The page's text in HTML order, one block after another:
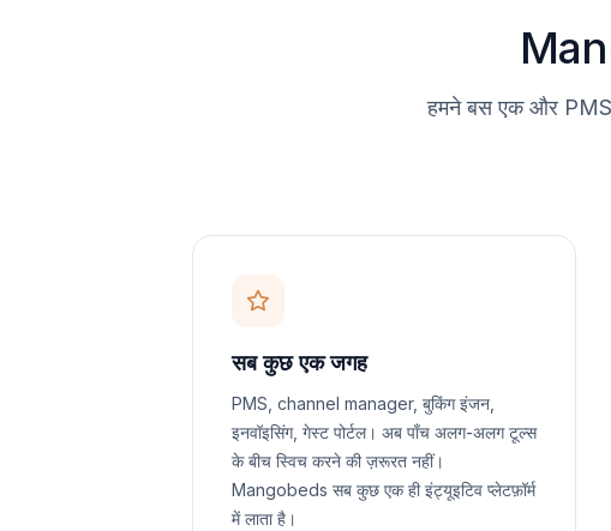
हमने बस एक और PMS
सब कुछ एक जगह
PMS, channel manager, बुकिंग इंजन,
इनवॉइसिंग, गेस्ट पोर्टल। अब पाँच अलग-अलग टूल्स
के बीच स्विच करने की ज़रूरत नहीं।
Mangobeds सब कुछ एक ही इंट्यूइटिव प्लेटफ़ॉर्म
में लाता है।